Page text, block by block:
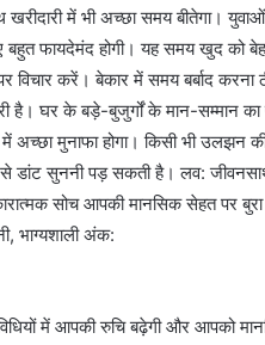
में भी अच्छा समय बीतेगा।
बहुत फायदेमंद होगी। यह समय खुद को
करें। बेकार में समय बर्बाद
है। घर के बड़े-बुजुर्गों के मान-सम्मान का
मुनाफा होगा। किसी भी उलझन
से डांट सुननी पड़ सकती है। लव:
सोच आपकी मानसिक सेहत पर
भाग्यशाली अंक:
में आपकी रुचि बढ़ेगी और आपको